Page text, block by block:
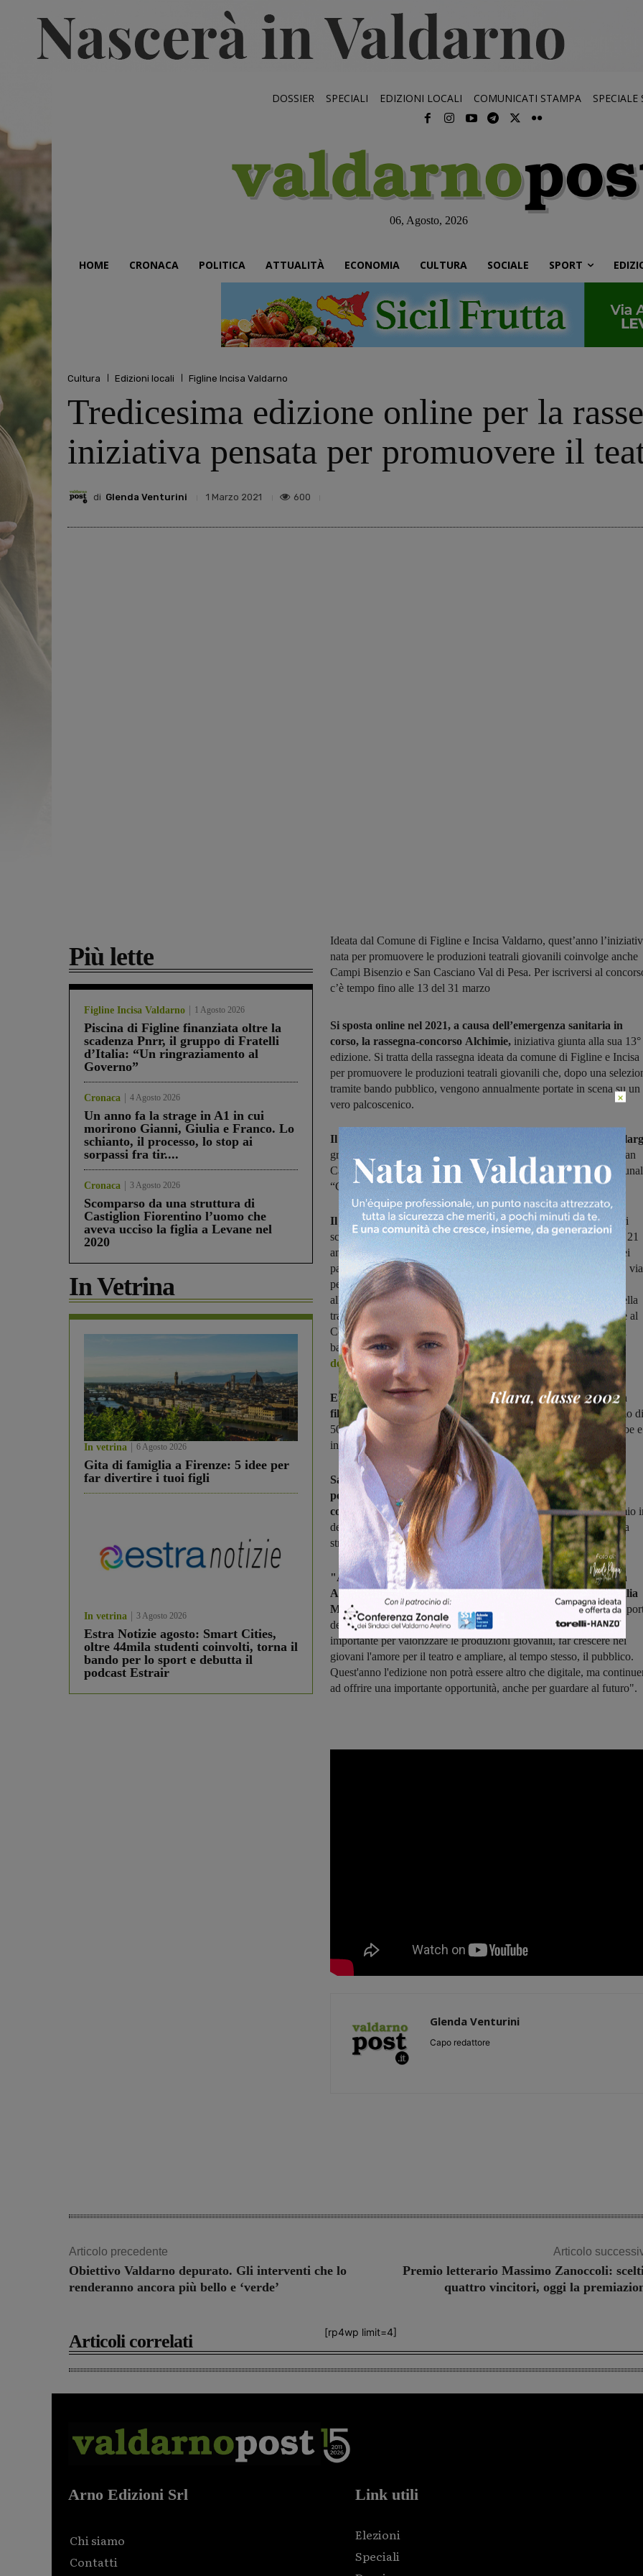
DOSSIER SPECIALI EDIZIONI LOCALI COMUNICATI STAMPA SPECIALE
06, Agosto, 2026
HOME CRONACA POLITICA ATTUALITÀ ECONOMIA CULTURA SOCIALE SPORT
Cultura Edizioni locali Figline Incisa Valdarno
Tredicesima edizione online per la
iniziativa pensata per promuovere il
di Glenda Venturini 1 Marzo 2021 600
Più lette
Figline Incisa Valdarno 1 Agosto 2026
Piscina di Figline finanziata oltre la
scadenza Pnrr, il gruppo di Fratelli
d’Italia: “Un ringraziamento al
Governo”
Cronaca 4 Agosto 2026
Un anno fa la strage in A1 in cui
morirono Gianni, Giulia e Franco. Lo
schianto, il processo, lo stop ai
sorpassi fra tir....
Cronaca 3 Agosto 2026
Scomparso da una struttura di
Castiglion Fiorentino l’uomo che
aveva ucciso la figlia a Levane nel
2020
In Vetrina
In vetrina 6 Agosto 2026
Gita di famiglia a Firenze: 5 idee per
far divertire i tuoi figli
In vetrina 3 Agosto 2026
Estra Notizie agosto: Smart Cities,
oltre 44mila studenti coinvolti, torna il
bando per lo sport e debutta il
podcast Estrair
Ideata dal Comune di Figline e Incisa Valdarno, quest’anno
nata per promuovere le produzioni teatrali giovanili coinvolge anche
Campi Bisenzio e San Casciano Val di Pesa. Per iscriversi al
c’è tempo fino alle 13 del 31 marzo
Si sposta online nel 2021, a causa dell’emergenza sanitaria in
corso, la rassegna-concorso Alchimie, iniziativa giunta alla sua 13°
edizione. Si tratta della rassegna ideata da comune di Figline e Incisa
per promuovere le produzioni teatrali giovanili che, dopo una
tramite bando pubblico, vengono annualmente portate in scena su un
vero palcoscenico.
Il 2021 porta con sé anche una novità: la rassegna infatti si
grazie alla collaborazione con i Comuni di Campi Bisenzio e di San
Casciano in Val di Pesa e il coinvolgimento dei relativi teatri
“Carlo Monni” e “Niccolini”.
Il concorso è organizzato in due sezioni:una aperta ai laboratori
scolastici o extrascolastici, con ragazzi di età compresa tra i 15 e i 21
anni; una aperta ai gruppi teatrali amatoriali, con almeno l’80% dei
partecipanti under 35. Per partecipare al concorso occorre inviare, via
pec o tramite posta raccomandata, oppure consegnare a mano
all’ufficio Protocollo la scheda di iscrizione completa di sinossi della
trama dello spettacolo proposto. La documentazione deve arrivare al
Comune di Figline e Incisa entro le 13 del 31 marzo. I dettagli del
bando e la scheda tecnica possono essere scaricatidalla pagina
dedicata del sito del comune.
Entro il 18 maggio, poi, i partecipanti dovranno realizzare un
filmato(durata compresa tra un minimo di 10 minuti a un massimo di
50 minuti) del proprio spettacolo/performance, caricarlo su Youtube e
inviarlo come previsto dal bando. La partecipazione è gratuita.
Sarà compito di un’apposita giuria tecnica giudicare le
performance e nominare i vincitori di ciascuna sezione del
concorso,che si aggiudicheranno il Leorso d’oro 2021 e un premio
denaro di 500 euro. La premiazione si terrà il 28 maggio, in diretta
streaming dal Teatro Garibaldi di Figline.
"Anche quest'anno abbiamo voluto proseguire l'impegno con
Alchimie Teatrali – ha detto alla presentazione la sindaca Giulia
Mugnai –
anche se purtroppo non potremo essere in presenza, le
dei teatri per ora sono ancora chiuse. Questa rimane una rassegna
importante per valorizzare le produzioni giovanili, far crescere nei
giovani l'amore per il teatro e ampliare, al tempo stesso, il pubblico.
Quest'anno l'edizione non potrà essere altro che digitale, ma
ad offrire una importante opportunità, anche per guardare al futuro".
Glenda Venturini
Capo redattore
Articolo precedente
Obiettivo Valdarno depurato. Gli interventi che lo
renderanno ancora più bello e ‘verde’
Articolo
Premio letterario Massimo Zanoccoli:
quattro vincitori, oggi la
[rp4wp limit=4]
Articoli correlati
Arno Edizioni Srl
Chi siamo
Contatti
Link utili
Elezioni
Speciali
×